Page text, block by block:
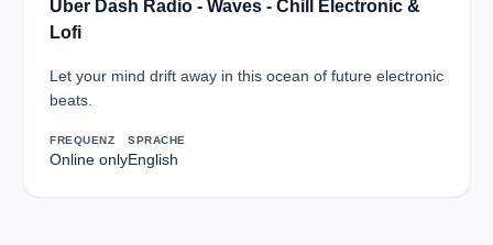
Über Dash Radio - Waves - Chill Electronic &
Lofi
Let your mind drift away in this ocean of future electronic
beats.
FREQUENZ
Online only
SPRACHE
English